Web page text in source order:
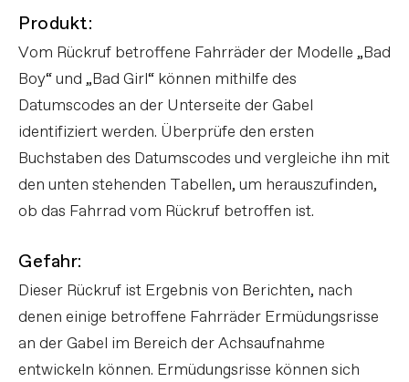
Produkt:
Vom Rückruf betroffene Fahrräder der Modelle „Bad
Boy“ und „Bad Girl“ können mithilfe des
Datumscodes an der Unterseite der Gabel
identifiziert werden. Überprüfe den ersten
Buchstaben des Datumscodes und vergleiche ihn mit
den unten stehenden Tabellen, um herauszufinden,
ob das Fahrrad vom Rückruf betroffen ist.
Gefahr:
Dieser Rückruf ist Ergebnis von Berichten, nach
denen einige betroffene Fahrräder Ermüdungsrisse
an der Gabel im Bereich der Achsaufnahme
entwickeln können. Ermüdungsrisse können sich